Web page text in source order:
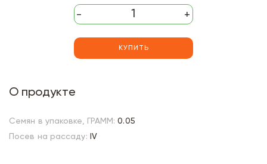
- +
КУПИТЬ
О продукте
Семян в упаковке, ГРАММ: 0.05
Посев на рассаду: IV